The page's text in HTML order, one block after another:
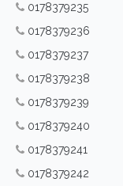
0178379235
0178379236
0178379237
0178379238
0178379239
0178379240
0178379241
0178379242